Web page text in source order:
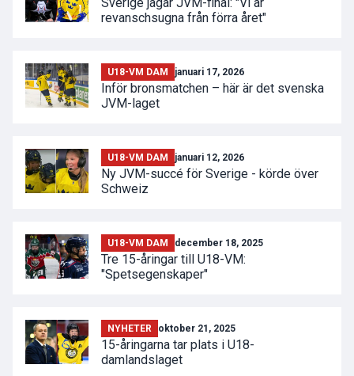
revanschsugna från förra året"
U18-VM DAM januari 17, 2026
Inför bronsmatchen – här är det svenska
JVM-laget
U18-VM DAM januari 12, 2026
Ny JVM-succé för Sverige - körde över
Schweiz
U18-VM DAM december 18, 2025
Tre 15-åringar till U18-VM:
"Spetsegenskaper"
NYHETER oktober 21, 2025
15-åringarna tar plats i U18-
damlandslaget